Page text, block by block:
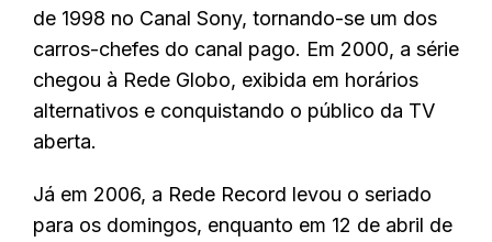
de 1998 no Canal Sony, tornando-se um dos
carros-chefes do canal pago. Em 2000, a série
chegou à Rede Globo, exibida em horários
alternativos e conquistando o público da TV
aberta.
Já em 2006, a Rede Record levou o seriado
para os domingos, enquanto em 12 de abril de